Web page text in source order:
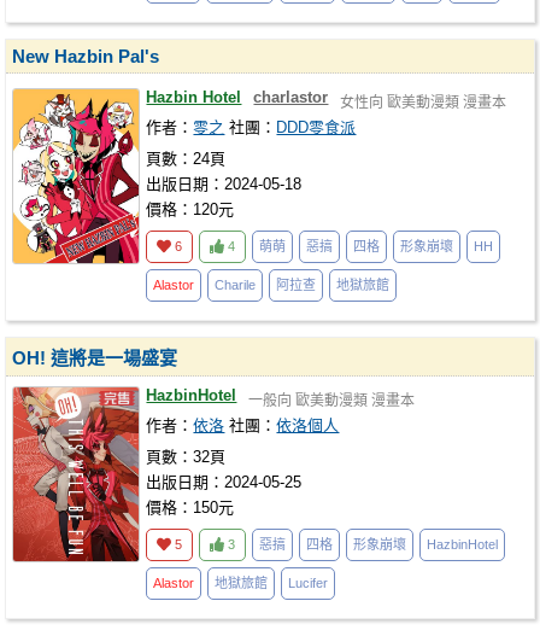
New Hazbin Pal's
Hazbin Hotel charlastor 女性向 歐美動漫類 漫畫本
作者：零之 社團： DDD零食派
頁數：24頁
出版日期：2024-05-18
價格：120元
6 4 萌萌 惡搞 四格 形象崩壞 HH
Alastor Charile 阿拉查 地獄旅館
OH! 這將是一場盛宴
HazbinHotel 一般向 歐美動漫類 漫畫本
作者：依洛 社團：依洛個人
頁數：32頁
出版日期：2024-05-25
價格：150元
5 3 惡搞 四格 形象崩壞 HazbinHotel
Alastor 地獄旅館 Lucifer